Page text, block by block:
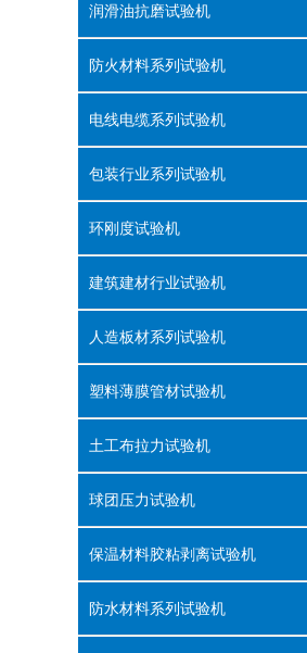
润滑油抗磨试验机
防火材料系列试验机
电线电缆系列试验机
包装行业系列试验机
环刚度试验机
建筑建材行业试验机
人造板材系列试验机
塑料薄膜管材试验机
土工布拉力试验机
球团压力试验机
保温材料胶粘剥离试验机
防水材料系列试验机